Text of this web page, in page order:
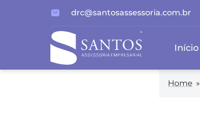
drc@santosassessoria.com.br
Início
Home »